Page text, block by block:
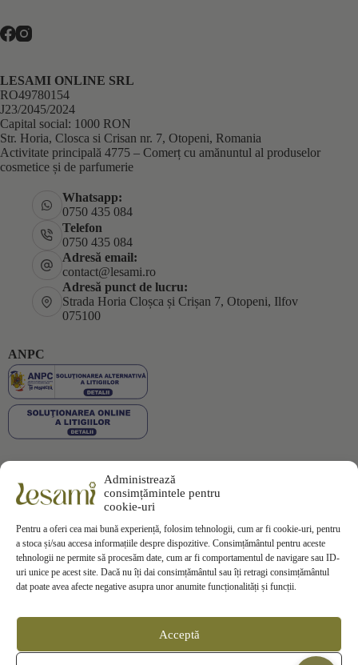
LESAMI ONLINE SRL
RO49780154
J23/2045/2024
Capital social: 1000 RON
Str. Horia, Closca si Crisan nr. 7, Otopeni, Romania
Activitate principală 4775 – Comerț cu amănuntul al produselor
cosmetice și de parfumerie
Whatsapp:
0750 435 084
Telefon
0750 435 084
Adresă email:
contact@lesami.ro
Adresă punct de lucru:
Strada Horia Cloșca și Crișan 7, Otopeni, Ilfov
075100
ANPC
Plata securizată
Informații
Politica de Retur
Administrează
consimțămintele pentru
cookie-uri
Pentru a oferi cea mai bună experiență, folosim tehnologii, cum ar fi cookie-uri, pentru
a stoca și/sau accesa informațiile despre dispozitive. Consimțământul pentru aceste
tehnologii ne permite să procesăm date, cum ar fi comportamentul de navigare sau ID-
uri unice pe acest site. Dacă nu îți dai consimțământul sau îți retragi consimțământul
dat poate avea afecte negative asupra unor anumite funcționalități și funcții.
Acceptă